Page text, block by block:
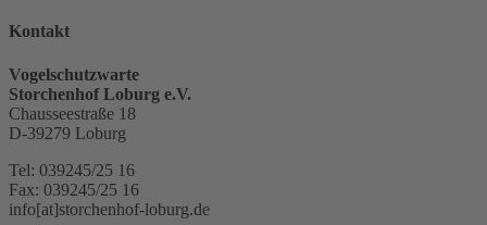
Kontakt
Vogelschutzwarte
Storchenhof Loburg e.V.
Chausseestraße 18
D-39279 Loburg
Tel: 039245/25 16
Fax: 039245/25 16
info[at]storchenhof-loburg.de